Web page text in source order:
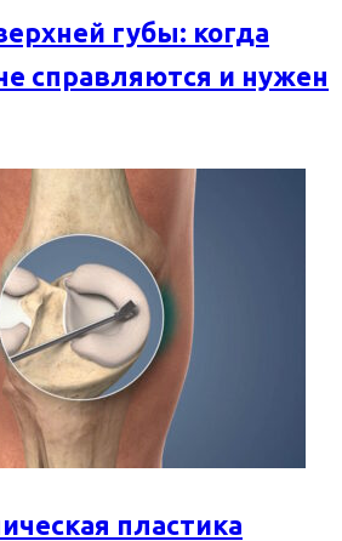
губы: когда
справляются и нужен
пластика